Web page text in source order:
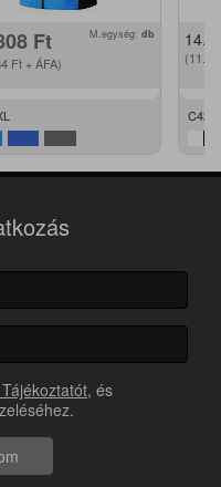
Ft
Ft + ÁFA)
M.egység: db
C42 -
, és